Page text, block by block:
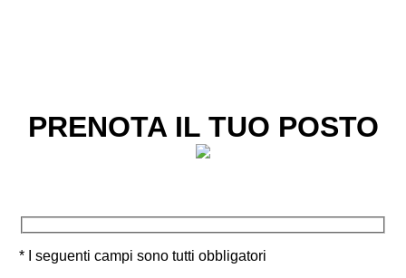
PRENOTA IL TUO POSTO
* I seguenti campi sono tutti obbligatori